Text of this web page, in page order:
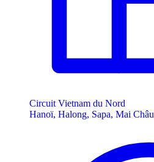
Circuit Vietnam du Nord
Hanoï, Halong, Sapa, Mai Châu